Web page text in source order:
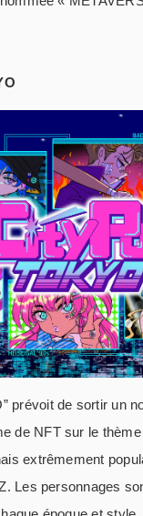
prévoit de sortir un
de NFT sur le thème
extrêmement
Les personnages